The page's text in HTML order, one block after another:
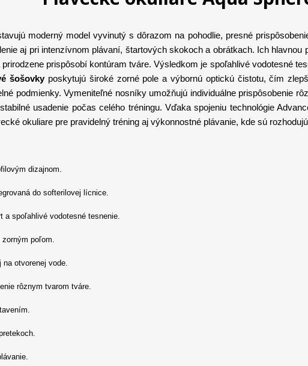
moderný model vyvinutý s dôrazom na pohodlie, presné
aj pri intenzívnom plávaní, štartových skokoch a obrátkach. Ich hlavnou
prispôsobí kontúram tváre. Výsledkom je spoľahlivé vodotesné
šošovkyposkytujú široké zorné pole a výbornú optickú čistotu, čím
podmienky. Vymeniteľné nosníky umožňujú individuálne prispôsobenie
usadenie počas celého tréningu. Vďaka spojeniu technológie
okuliare pre pravidelný tréning aj výkonnostné plávanie, kde sú
dizajnom.
do softerilovej lícnice.
spoľahlivé vodotesné tesnenie.
poľom.
otvorenej vode.
rôznym tvarom tváre.